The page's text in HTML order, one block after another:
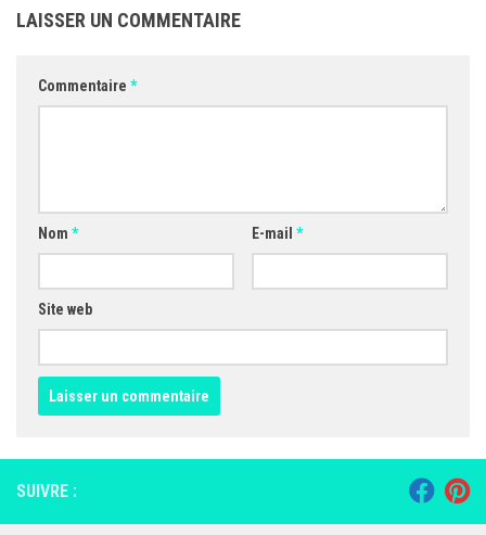
LAISSER UN COMMENTAIRE
Commentaire *
Nom * E-mail *
Site web
SUIVRE :